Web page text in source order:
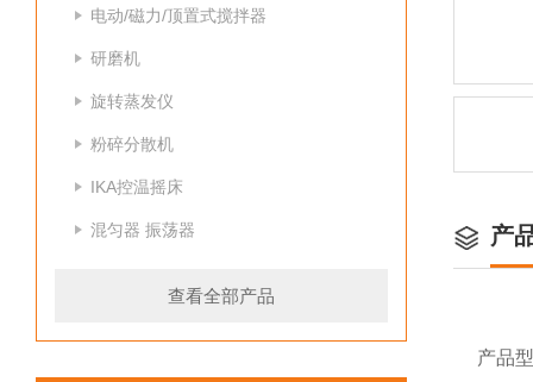
电动/磁力/顶置式搅拌器
研磨机
旋转蒸发仪
粉碎分散机
IKA控温摇床
混匀器 振荡器
查看全部产品
产
产品